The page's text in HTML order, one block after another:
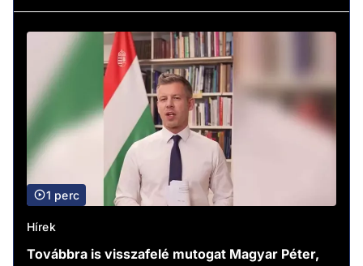
1 perc
Hírek
Továbbra is visszafelé mutogat Magyar Péter,